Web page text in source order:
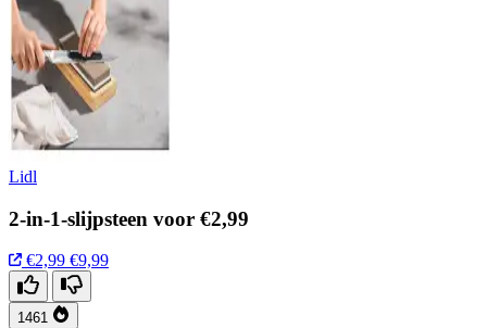
Lidl
2-in-1-slijpsteen voor €2,99
€2,99 €9,99
1461